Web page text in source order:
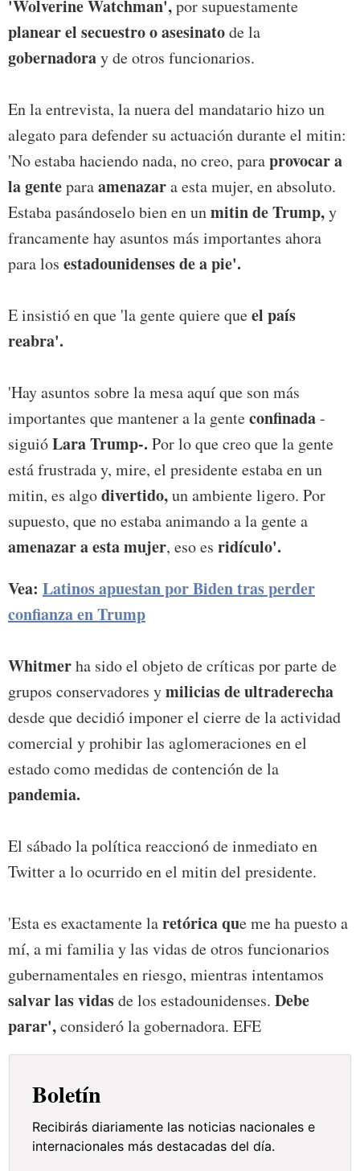
'Wolverine Watchman',por supuestamente
planear el secuestro o asesinatode la
gobernadoray de otros funcionarios.
En la entrevista, la nuera del mandatario hizo un
alegato para defender su actuación durante el mitin:
'No estaba haciendo nada, no creo, paraprovocar a
la genteparaamenazara esta mujer, en absoluto.
Estaba pasándoselo bien en unmitin de Trump,y
francamente hay asuntos más importantes ahora
para los estadounidenses de a pie'.
E insistió en que 'la gente quiere queel país
reabra'.
'Hay asuntos sobre la mesa aquí que son más
importantes que mantener a la genteconfinada-
siguióLara Trump-. Por lo que creo que la gente
está frustrada y, mire, el presidente estaba en un
mitin, es algodivertido,un ambiente ligero. Por
supuesto, que no estaba animando a la gente a
amenazar a esta mujer, eso es ridículo'.
Vea: Latinos apuestan por Biden tras perder
confianza en Trump
Whitmerha sido el objeto de críticas por parte de
grupos conservadores ymilicias de ultraderecha
desde que decidió imponer el cierre de la actividad
comercial y prohibir las aglomeraciones en el
estado como medidas de contención de la
pandemia.
El sábado la política reaccionó de inmediato en
Twitter a lo ocurrido en el mitin del presidente.
'Esta es exactamente laretórica que me ha puesto a
mí, a mi familia y las vidas de otros funcionarios
gubernamentales en riesgo, mientras intentamos
salvar las vidasde los estadounidenses. Debe
parar',consideró la gobernadora. EFE
Boletín
Recibirás diariamente las noticias nacionales e
internacionales más destacadas del día.